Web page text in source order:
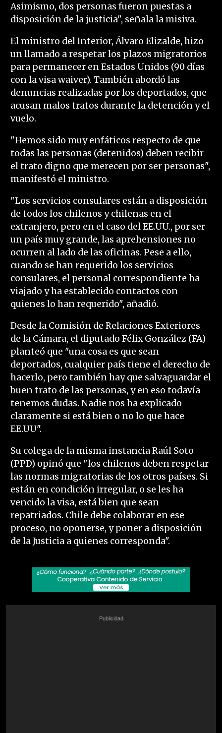
Asimismo, dos personas fueron puestas a
disposición de la justicia", señala la misiva.
El ministro del Interior, Álvaro Elizalde, hizo
un llamado a respetar los plazos migratorios
para permanecer en Estados Unidos (90 días
con la visa waiver). También abordó las
denuncias realizadas por los deportados, que
acusan malos tratos durante la detención y el
vuelo.
"Hemos sido muy enfáticos respecto de que
todas las personas (detenidos) deben recibir
el trato digno que merecen por ser personas",
manifestó el ministro.
"Los servicios consulares están a disposición
de todos los chilenos y chilenas en el
extranjero, pero en el caso del EE.UU., por ser
un país muy grande, las aprehensiones no
ocurren al lado de las oficinas. Pese a ello,
cuando se han requerido los servicios
consulares, el personal correspondiente ha
viajado y ha establecido contactos con
quienes lo han requerido", añadió.
Desde la Comisión de Relaciones Exteriores
de la Cámara, el diputado Félix González (FA)
planteó que "una cosa es que sean
deportados, cualquier país tiene el derecho de
hacerlo, pero también hay que salvaguardar el
buen trato de las personas, y en eso todavía
tenemos dudas. Nadie nos ha explicado
claramente si está bien o no lo que hace
EE.UU".
Su colega de la misma instancia Raúl Soto
(PPD) opinó que "los chilenos deben respetar
las normas migratorias de los otros países. Si
están en condición irregular, o se les ha
vencido la visa, está bien que sean
repatriados. Chile debe colaborar en ese
proceso, no oponerse, y poner a disposición
de la Justicia a quienes corresponda".